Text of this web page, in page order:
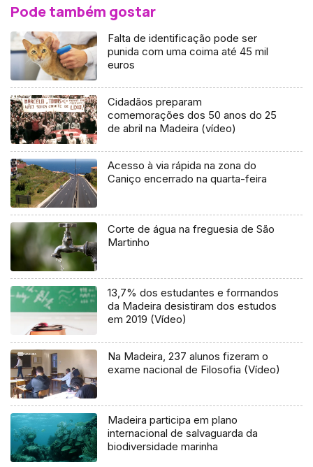
Pode também gostar
Falta de identificação pode ser
punida com uma coima até 45 mil
euros
Cidadãos preparam
comemorações dos 50 anos do 25
de abril na Madeira (vídeo)
Acesso à via rápida na zona do
Caniço encerrado na quarta-feira
Corte de água na freguesia de São
Martinho
13,7% dos estudantes e formandos
da Madeira desistiram dos estudos
em 2019 (Vídeo)
Na Madeira, 237 alunos fizeram o
exame nacional de Filosofia (Vídeo)
Madeira participa em plano
internacional de salvaguarda da
biodiversidade marinha